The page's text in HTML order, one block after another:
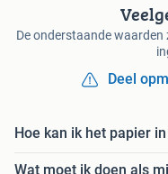
De onderstaande waarden
Deel
Hoe kan ik het papier
Wat moet ik doen als